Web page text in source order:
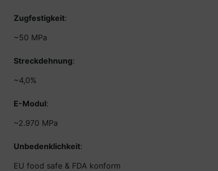
Zugfestigkeit:
~50 MPa
Streckdehnung:
~4,0%
E-Modul:
~2.970 MPa
Unbedenklichkeit:
EU food safe & FDA konform